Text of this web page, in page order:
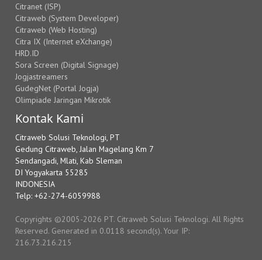
Citranet (ISP)
Citraweb (System Developer)
Citraweb (Web Hosting)
Citra IX (Internet eXchange)
HRD.ID
Sora Screen (Digital Signage)
Jogjastreamers
GudegNet (Portal Jogja)
Olimpiade Jaringan Mikrotik
Kontak Kami
Citraweb Solusi Teknologi, PT
Gedung Citraweb, Jalan Magelang Km 7
Sendangadi, Mlati, Kab Sleman
DI Yogyakarta 55285
INDONESIA
Telp: +62-274-6059988
Copyrights ©2005-2026 PT. Citraweb Solusi Teknologi. All Rights
Reserved. Generated in 0.0118 second(s). Your IP:
216.73.216.215